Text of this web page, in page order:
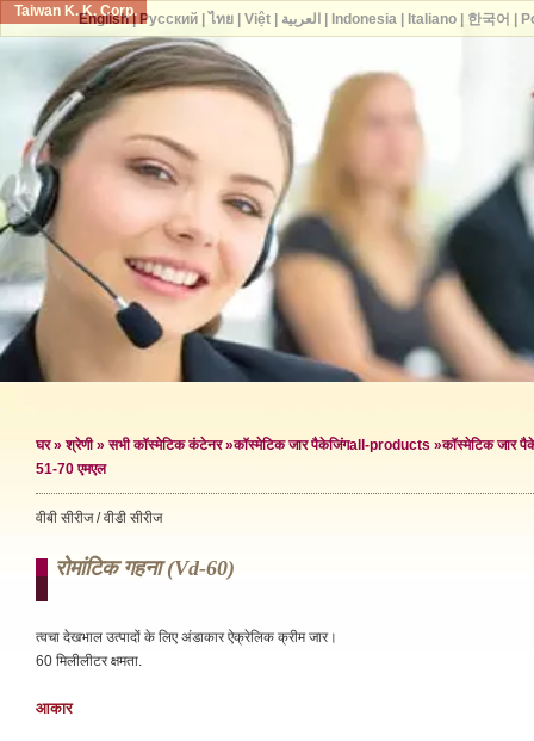
Taiwan K. K. Corp.
घर»श्रेणी»सभी कॉस्मेटिक कंटेनर»कॉस्मेटिक जार पैकेजिंगall-products »कॉस्मेटिक जार
51-70 एमएल
वीबी सीरीज / वीडी सीरीज
रोमांटिक गहना (vd-60)
त्वचा देखभाल उत्पादों के लिए अंडाकार ऐक्रेलिक क्रीम जार।
60 मिलीलीटर क्षमता.
आकार
English| Русский| ไทย| Việt| العربية Indonesia| Italiano| 한국어